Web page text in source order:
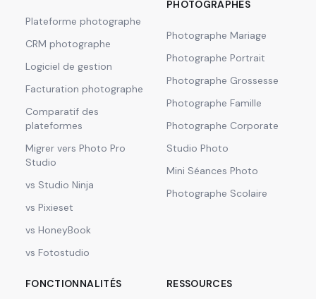
Plateforme photographe
CRM photographe
Logiciel de gestion
Facturation photographe
Comparatif des
plateformes
Migrer vers Photo Pro
Studio
vs Studio Ninja
vs Pixieset
vs HoneyBook
vs Fotostudio
PHOTOGRAPHES
Photographe Mariage
Photographe Portrait
Photographe Grossesse
Photographe Famille
Photographe Corporate
Studio Photo
Mini Séances Photo
Photographe Scolaire
FONCTIONNALITÉS RESSOURCES